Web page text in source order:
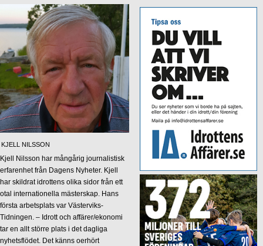
KJELL NILSSON
Kjell Nilsson har mångårig journalistisk
erfarenhet från Dagens Nyheter. Kjell
har skildrat idrottens olika sidor från ett
otal internationella mästerskap. Hans
första arbetsplats var Västerviks-
Tidningen. – Idrott och affärer/ekonomi
tar en allt större plats i det dagliga
nyhetsflödet. Det känns oerhört